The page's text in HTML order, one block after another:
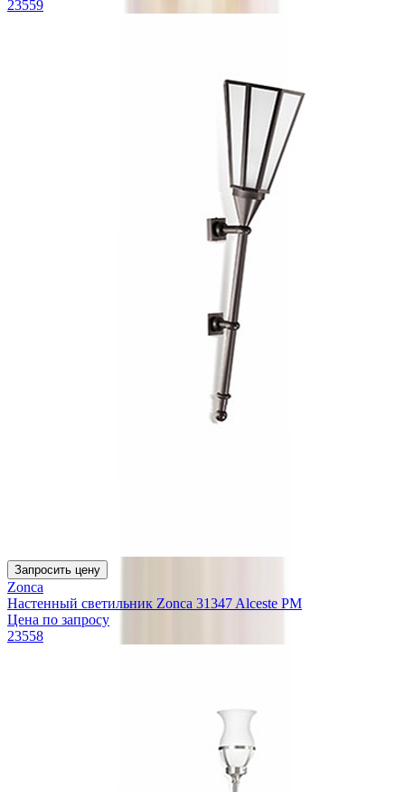
23559
Запросить цену
Zonca
Настенный светильник Zonca 31347 Alceste PM
Цена по запросу
23558